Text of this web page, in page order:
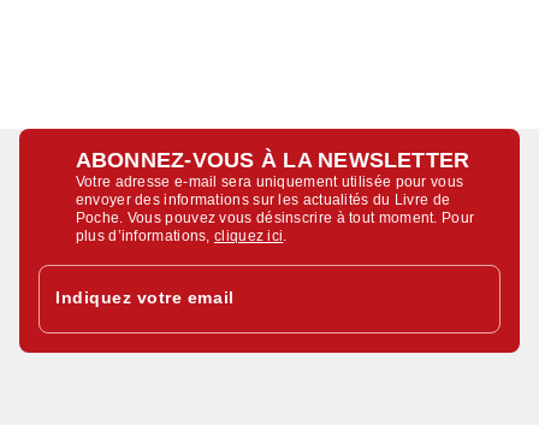
ABONNEZ-VOUS À LA NEWSLETTER
Votre adresse e-mail sera uniquement utilisée pour vous
envoyer des informations sur les actualités du Livre de
Poche. Vous pouvez vous désinscrire à tout moment. Pour
plus d’informations,cliquez ici
Indiquez votre email